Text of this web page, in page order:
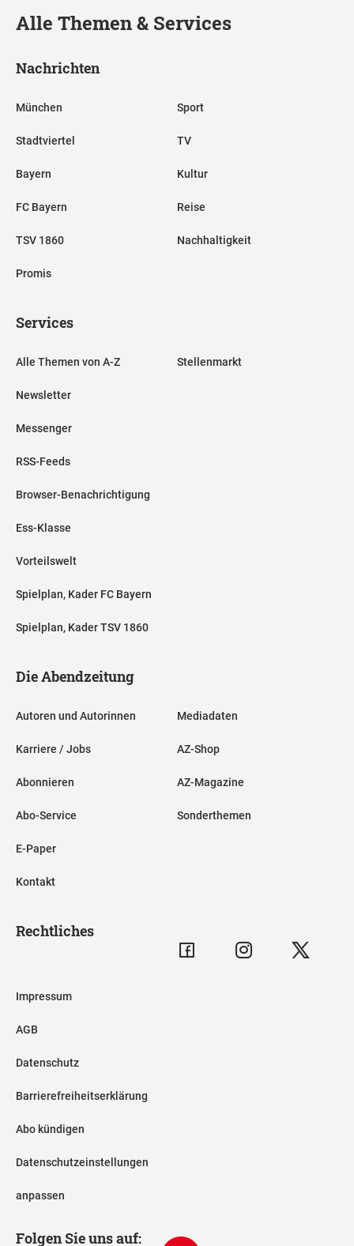
Alle Themen & Services
Nachrichten
München
Stadtviertel
Bayern
FC Bayern
TSV 1860
Promis
Sport
TV
Kultur
Reise
Nachhaltigkeit
Services
Alle Themen von A-Z
Newsletter
Messenger
RSS-Feeds
Browser-Benachrichtigung
Ess-Klasse
Vorteilswelt
Spielplan, Kader FC Bayern
Spielplan, Kader TSV 1860
Stellenmarkt
Die Abendzeitung
Autoren und Autorinnen
Karriere / Jobs
Abonnieren
Abo-Service
E-Paper
Kontakt
Mediadaten
AZ-Shop
AZ-Magazine
Sonderthemen
Rechtliches
Impressum
AGB
Datenschutz
Barrierefreiheitserklärung
Abo kündigen
Datenschutzeinstellungen
anpassen
Folgen Sie uns auf: